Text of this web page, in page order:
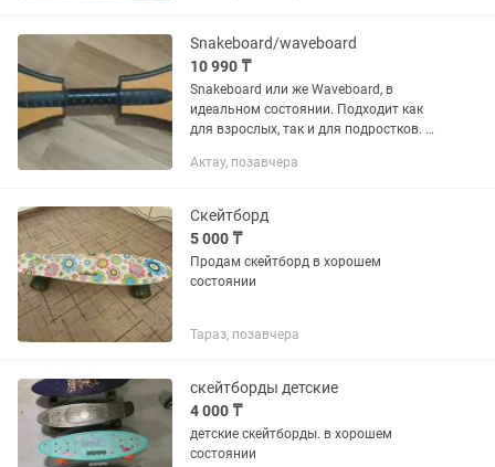
Snakeboard/waveboard
10 990 ₸
Snakeboard или же Waveboard, в
идеальном состоянии. Подходит как
для взрослых, так и для подростков. Не
много наборов лего
Актау, позавчера
Скейтборд
5 000 ₸
Продам скейтборд в хорошем
состоянии
Тараз, позавчера
скейтборды детские
4 000 ₸
детские скейтборды. в хорошем
состоянии